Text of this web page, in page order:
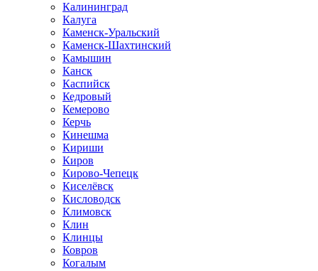
Калининград
Калуга
Каменск-Уральский
Каменск-Шахтинский
Камышин
Канск
Каспийск
Кедровый
Кемерово
Керчь
Кинешма
Кириши
Киров
Кирово-Чепецк
Киселёвск
Кисловодск
Климовск
Клин
Клинцы
Ковров
Когалым